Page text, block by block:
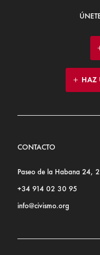
HAZ
CONTACTO
Paseo de la Habana 24,
+34 914 02 30 95
info@civismo.org